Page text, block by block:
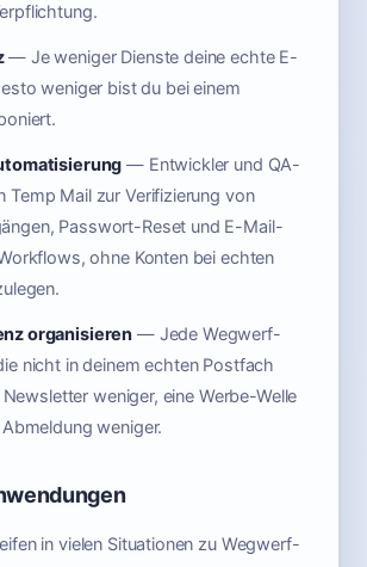
— Je weniger Dienste deine echte E-
weniger bist du bei einem
— Entwickler und QA-
Temp Mail zur Verifizierung von
Passwort-Reset und E-Mail-
ohne Konten bei echten
organisieren — Jede Wegwerf-
nicht in deinem echten Postfach
weniger, eine Werbe-Welle
weniger.
in vielen Situationen zu Wegwerf-